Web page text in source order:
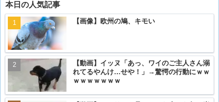
本日の人気記事
【画像】欧州の鳩、キモい
【動画】イッヌ「あっ、ワイのご主人さん溺
れてるやんけ…せや！」→驚愕の行動にｗｗ
ｗｗｗｗｗｗｗ